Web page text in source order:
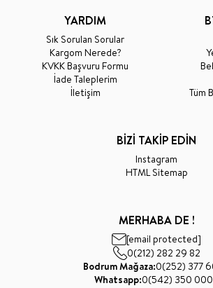
YARDIM
Sık Sorulan Sorular
Kargom Nerede?
KVKK Başvuru Formu
İade Taleplerim
İletişim
Tüm
BİZİ TAKİP EDİN
Instagram
HTML Sitemap
MERHABA DE !
[email protected]
0(212) 282 29 82
Bodrum Mağaza:0(252) 377
Whatsapp:0(542) 350